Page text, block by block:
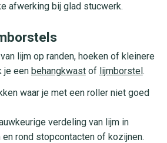
afwerking bij glad stucwerk.
lijm op randen, hoeken of kleinere
je een behangkwastof lijmborstel.
waar je met een roller niet goed
verdeling van lijm in
rond stopcontacten of kozijnen.